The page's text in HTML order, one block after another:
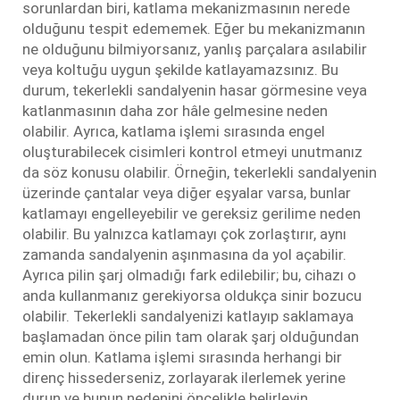
sorunlardan biri, katlama mekanizmasının nerede
olduğunu tespit edememek. Eğer bu mekanizmanın
ne olduğunu bilmiyorsanız, yanlış parçalara asılabilir
veya koltuğu uygun şekilde katlayamazsınız. Bu
durum, tekerlekli sandalyenin hasar görmesine veya
katlanmasının daha zor hâle gelmesine neden
olabilir. Ayrıca, katlama işlemi sırasında engel
oluşturabilecek cisimleri kontrol etmeyi unutmanız
da söz konusu olabilir. Örneğin, tekerlekli sandalyenin
üzerinde çantalar veya diğer eşyalar varsa, bunlar
katlamayı engelleyebilir ve gereksiz gerilime neden
olabilir. Bu yalnızca katlamayı çok zorlaştırır, aynı
zamanda sandalyenin aşınmasına da yol açabilir.
Ayrıca pilin şarj olmadığı fark edilebilir; bu, cihazı o
anda kullanmanız gerekiyorsa oldukça sinir bozucu
olabilir. Tekerlekli sandalyenizi katlayıp saklamaya
başlamadan önce pilin tam olarak şarj olduğundan
emin olun. Katlama işlemi sırasında herhangi bir
direnç hissederseniz, zorlayarak ilerlemek yerine